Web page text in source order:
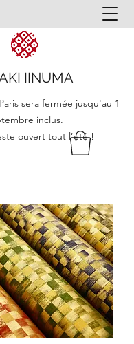
IINUMA
sera fermée jusqu'au 1
inclus.
ouvert tout l’été !